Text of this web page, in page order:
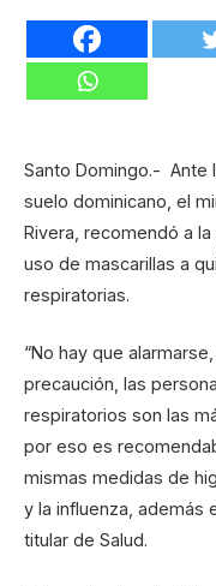
Santo Domingo.- Ante
suelo dominicano, el
Rivera, recomendó a
uso de mascarillas a
respiratorias.
“No hay que
precaución, las
respiratorios son las
por eso es
mismas medidas de
y la influenza, además
titular de Salud.